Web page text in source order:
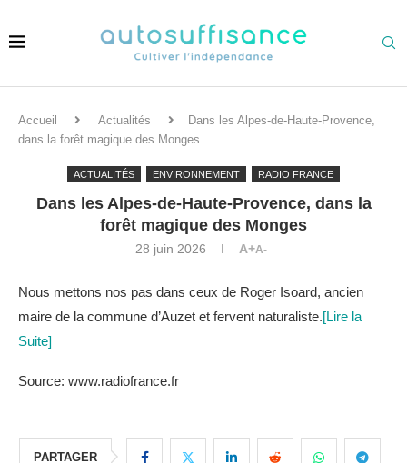
Accueil Actualités
Dans les Alpes-de-Haute-Provence,
dans la forêt magique des Monges
ACTUALITÉS ENVIRONNEMENT RADIO FRANCE
Dans les Alpes-de-Haute-Provence, dans la
forêt magique des Monges
28 juin 2026 A+A-
Nous mettons nos pas dans ceux de Roger Isoard, ancien
maire de la commune d’Auzet et fervent naturaliste.[Lire la
Suite]
Source: www.radiofrance.fr
PARTAGER